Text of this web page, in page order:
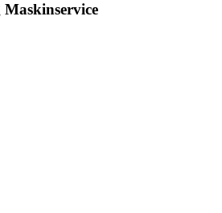
Maskinservice